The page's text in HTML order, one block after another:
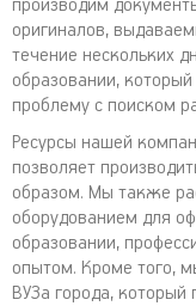
производим
оригиналов,
течение нескольких
образовании,
проблему с поиском
Ресурсы нашей
позволяет
образом. Мы также
оборудованием для
образовании,
опытом. Кроме того,
ВУЗа города, который